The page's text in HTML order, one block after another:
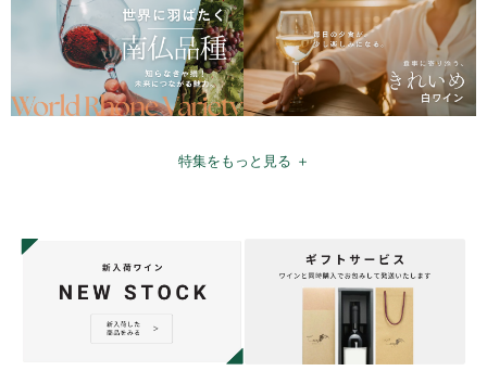
特集をもっと見る ＋